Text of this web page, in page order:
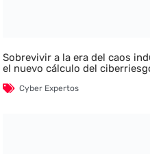
Sobrevivir a la era del caos
el nuevo cálculo del
Cyber Expertos